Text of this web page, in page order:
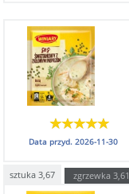
Data przyd.2026-11-30
sztuka 3,67 zgrzewka 3,61